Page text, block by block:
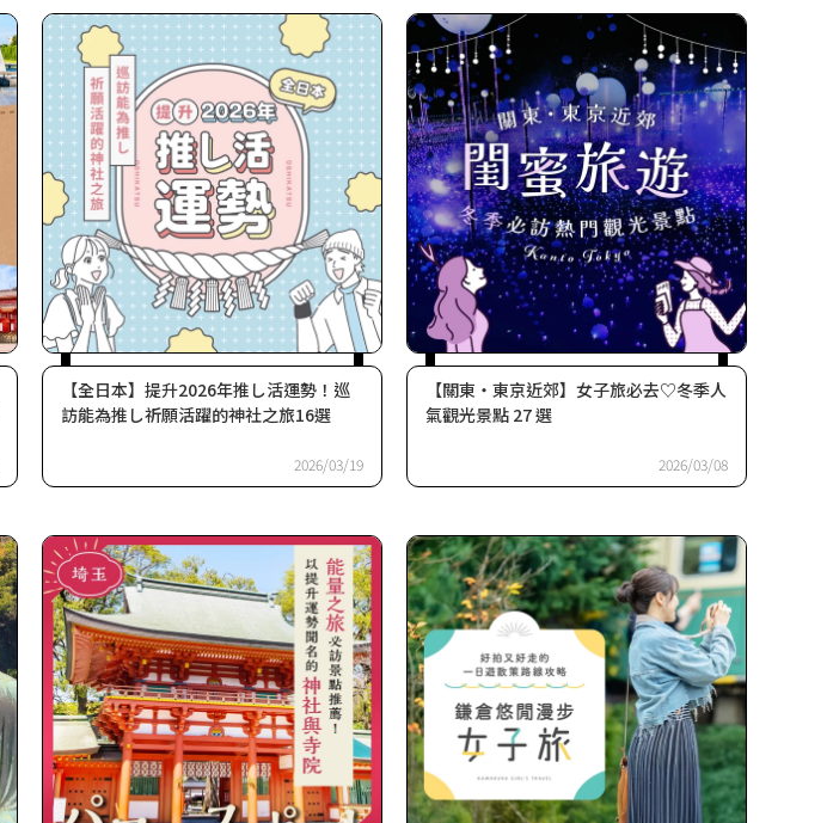
【全日本】提升2026年推し活運勢！巡
訪能為推し祈願活躍的神社之旅16選
2026/03/19
【關東・東京近郊】女子旅必去♡冬季人
氣觀光景點 27 選
2026/03/08